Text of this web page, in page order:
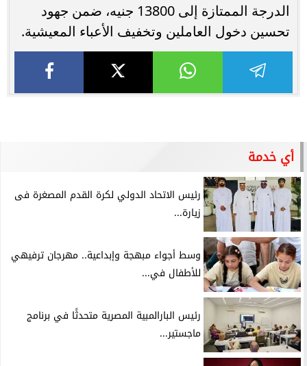
الدرجة الممتازة إلى 13800 جنيه، ضمن جهود
تحسين دخول العاملين وتخفيف الأعباء المعيشية.
أي خدمة
رئيس الاتحاد الدولي لكرة القدم المصغرة فى
زيارة...
وسط أجواء مبهجة وإبداعية.. مهرجان ترفيهي
للأطفال في...
رئيس البارالمبية المصرية متحدثًا في برنامج
ماجستير...